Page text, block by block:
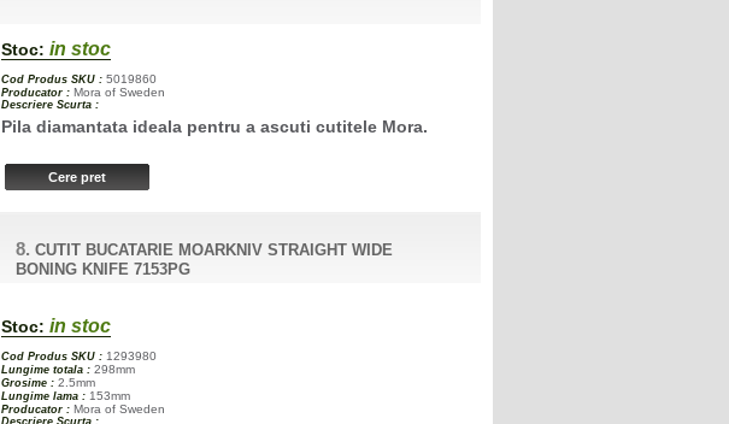
Stoc: in stoc
Cod Produs SKU : 5019860
Producator : Mora of Sweden
Descriere Scurta :
Pila diamantata ideala pentru a ascuti cutitele Mora.
8.CUTIT BUCATARIE MOARKNIV STRAIGHT WIDE
BONING KNIFE 7153PG
Stoc: in stoc
Cod Produs SKU : 1293980
Lungime totala : 298mm
Grosime : 2.5mm
Lungime lama : 153mm
Producator : Mora of Sweden
Descriere Scurta :